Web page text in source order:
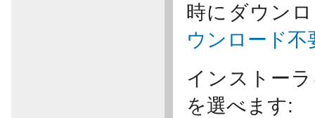
時にダウン
ウンロード
インストー
を選べます: